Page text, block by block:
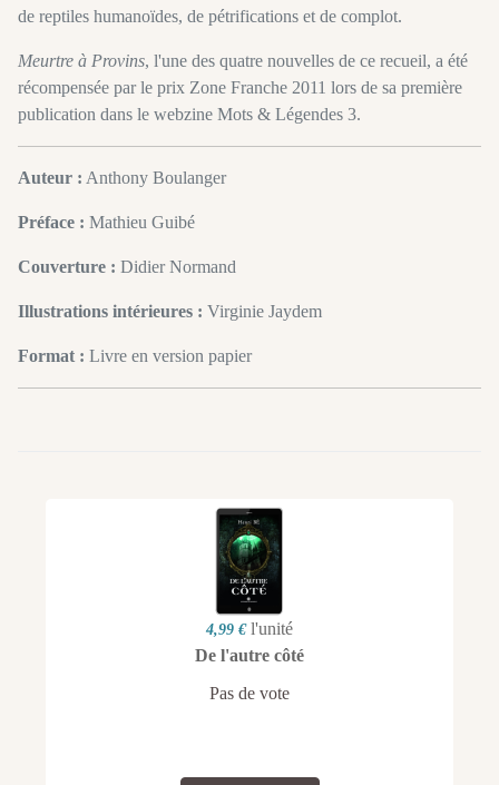
de reptiles humanoïdes, de pétrifications et de complot.
Meurtre à Provins, l'une des quatre nouvelles de ce recueil, a été
récompensée par le prix Zone Franche 2011 lors de sa première
publication dans le webzine Mots & Légendes 3.
Auteur : Anthony Boulanger
Préface : Mathieu Guibé
Couverture : Didier Normand
Illustrations intérieures : Virginie Jaydem
Format : Livre en version papier
4,99 € l'unité
De l'autre côté
Pas de vote